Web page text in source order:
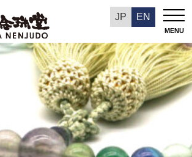
JP EN
MENU
今週の推奨品